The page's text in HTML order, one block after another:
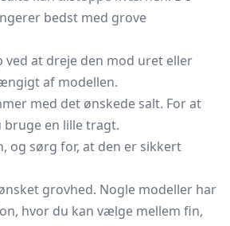
bedst med grove
at dreje den mod uret eller
af modellen.
med det ønskede salt. For at
bruge en lille tragt.
og sørg for, at den er sikkert
grovhed. Nogle modeller har
hvor du kan vælge mellem fin,